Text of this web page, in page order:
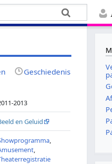
Geschiedenis
2013
en Geluid
,
,